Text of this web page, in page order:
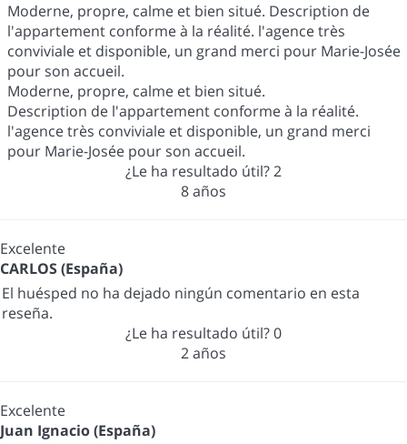
Moderne, propre, calme et bien situé. Description de
l'appartement conforme à la réalité. l'agence très
conviviale et disponible, un grand merci pour Marie-Josée
pour son accueil.
Moderne, propre, calme et bien situé.
Description de l'appartement conforme à la réalité.
l'agence très conviviale et disponible, un grand merci
pour Marie-Josée pour son accueil.
¿Le ha resultado útil?2
8 años
Excelente
CARLOS (España)
El huésped no ha dejado ningún comentario en esta
reseña.
¿Le ha resultado útil?0
2 años
Excelente
Juan Ignacio (España)